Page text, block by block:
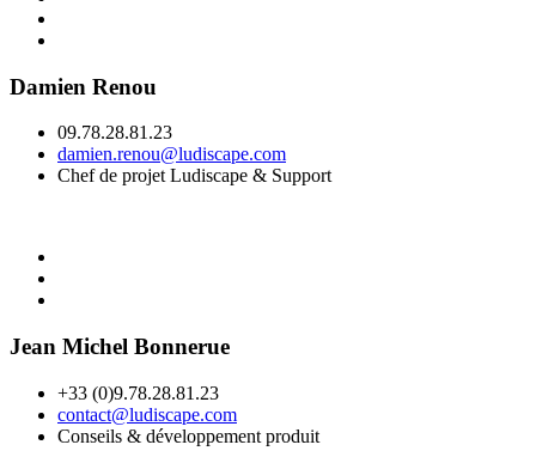
Damien Renou
09.78.28.81.23
damien.renou@ludiscape.com
Chef de projet Ludiscape & Support
Jean Michel Bonnerue
+33 (0)9.78.28.81.23
contact@ludiscape.com
Conseils & développement produit